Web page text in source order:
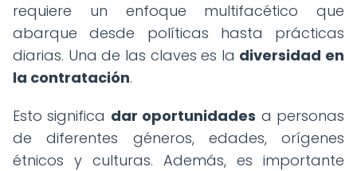
requiere un enfoque multifacético que
abarque desde políticas hasta prácticas
diarias. Una de las claves es la diversidad en
la contratación.
Esto significa dar oportunidades a personas
de diferentes géneros, edades, orígenes
étnicos y culturas. Además, es importante